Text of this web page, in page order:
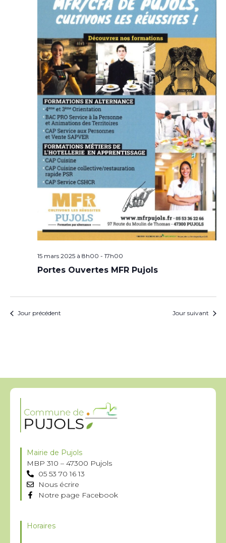
15 mars 2025 à 8h00 - 17h00
Portes Ouvertes MFR Pujols
Jour précédent Jour suivant
Mairie de Pujols
MBP 310 – 47300 Pujols
05 53 70 16 13
Nous écrire
Notre page Facebook
Horaires